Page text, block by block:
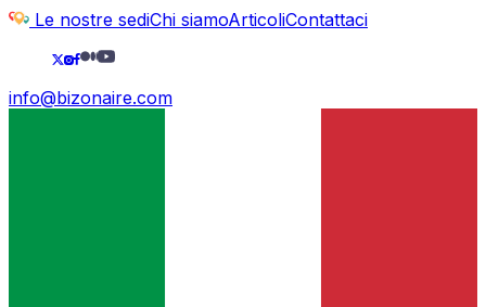
Le nostre sediChi siamoArticoliContattaci
info@bizonaire.com